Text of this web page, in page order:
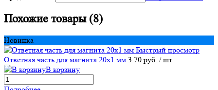
Похожие товары (8)
Новинка
Быстрый просмотр
Ответная часть для магнита 20х1 мм 3.70 руб. / шт
В корзину